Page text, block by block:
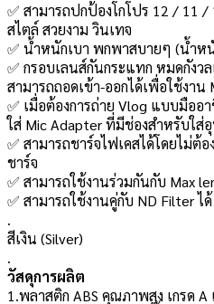
✅ สามารถปกป้องโกโปร 12 / 11 /
สไตล์ สวยงาม วินเทจ
✅ น้ำหนักเบา พกพาสบายๆ (น้ำห
✅ กรอบเลนส์กันกระแทก หมดกังว
สามารถถอดเข้า-ออกได้เพื่อใช้งาน
✅ เมื่อต้องการถ่าย Vlog แบบมืออ
ใส่ Mic Adapter ที่มีช่องสำหรับใส่
✅ สามารถชาร์จไฟเคสได้โดยไม่
ชาร์จ
✅ สามารถใช้งานร่วมกันกับ Max
✅ สามารถใช้งานคู่กับ ND Filter ได้
.
สีเงิน (Silver)
.
วัสดุการผลิต
1.พลาสติก ABS คุณภาพสูง เกรด